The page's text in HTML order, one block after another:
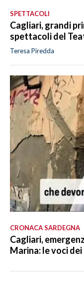
SPETTACOLI
Cagliari, grandi
spettacoli del
Teresa Piredda
CRONACA SARDEGNA
Cagliari,
Marina: le voci